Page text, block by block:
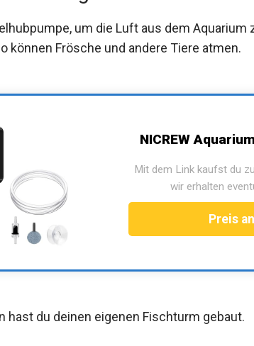
um die Luft aus dem Aquarium
können Frösche und andere Tiere atmen.
NICREW
Mit dem Link kaufst du
wir erhalten
Preis
hast du deinen eigenen Fischturm gebaut.